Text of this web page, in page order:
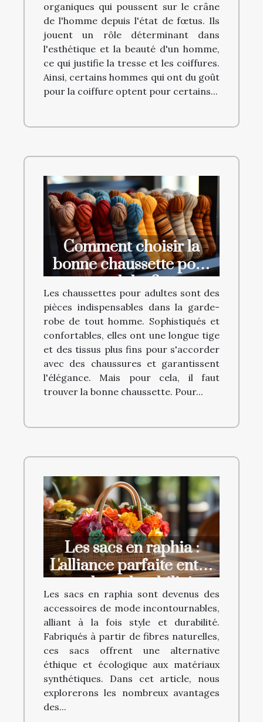
organiques qui poussent sur le crâne
de l'homme depuis l'état de fœtus. Ils
jouent un rôle déterminant dans
l'esthétique et la beauté d'un homme,
ce qui justifie la tresse et les coiffures.
Ainsi, certains hommes qui ont du goût
pour la coiffure optent pour certains...
Comment choisir la
bonne chaussette pour
adulte ?
Les chaussettes pour adultes sont des
pièces indispensables dans la garde-
robe de tout homme. Sophistiqués et
confortables, elles ont une longue tige
et des tissus plus fins pour s'accorder
avec des chaussures et garantissent
l'élégance. Mais pour cela, il faut
trouver la bonne chaussette. Pour...
Les sacs en raphia :
L'alliance parfaite entre
style et durabilité
Les sacs en raphia sont devenus des
accessoires de mode incontournables,
alliant à la fois style et durabilité.
Fabriqués à partir de fibres naturelles,
ces sacs offrent une alternative
éthique et écologique aux matériaux
synthétiques. Dans cet article, nous
explorerons les nombreux avantages
des...